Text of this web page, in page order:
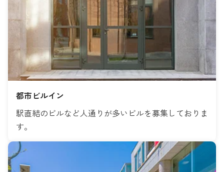
都市ビルイン
駅直結のビルなど人通りが多いビルを募集しておりま
す。